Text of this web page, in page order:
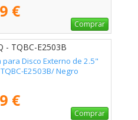
€
Comprar
- TQBC-E2503B
para Disco Externo de 2.5"
E2503B/ Negro
€
Comprar